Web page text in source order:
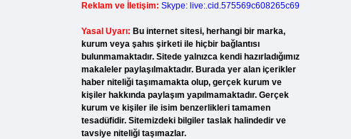
Reklam ve İletişim: Skype: live:.cid.575569c608265c69
Yasal Uyarı: Bu internet sitesi, herhangi bir marka,
kurum veya şahıs şirketi ile hiçbir bağlantısı
bulunmamaktadır. Sitede yalnızca kendi hazırladığımız
makaleler paylaşılmaktadır. Burada yer alan içerikler
haber niteliği taşımamakta olup, gerçek kurum ve
kişiler hakkında paylaşım yapılmamaktadır. Gerçek
kurum ve kişiler ile isim benzerlikleri tamamen
tesadüfidir. Sitemizdeki bilgiler taslak halindedir ve
tavsiye niteliği taşımazlar.